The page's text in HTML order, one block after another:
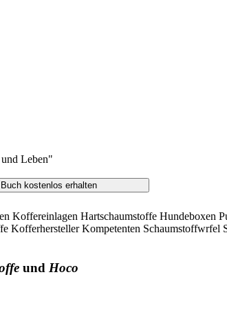
Leben"
Koffereinlagen Hartschaumstoffe Hundeboxen
Kofferhersteller Kompetenten
und Hoco